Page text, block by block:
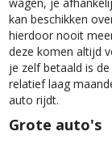
kan beschikken
hierdoor nooit
deze komen altijd
je zelf betaald is
relatief laag
auto rijdt.
Grote auto's